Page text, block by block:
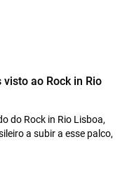
ao Rock in Rio
do Rock in Rio Lisboa,
a subir a esse palco,